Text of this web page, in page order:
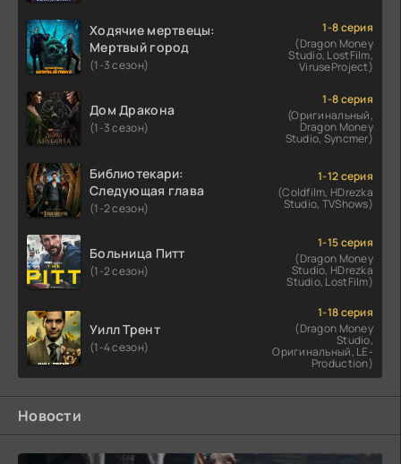
Ходячие мертвецы:
Мертвый город
(1-3 сезон)
1-8 серия
(Dragon Money
Studio, LostFilm,
ViruseProject)
Дом Дракона
(1-3 сезон)
1-8 серия
(Оригинальный,
Dragon Money
Studio, Syncmer)
Библиотекари:
Следующая глава
(1-2 сезон)
1-12 серия
(Coldfilm, HDrezka
Studio, TVShows)
Больница Питт
(1-2 сезон)
1-15 серия
(Dragon Money
Studio, HDrezka
Studio, LostFilm)
Уилл Трент
(1-4 сезон)
1-18 серия
(Dragon Money
Studio,
Оригинальный, LE-
Production)
Новости